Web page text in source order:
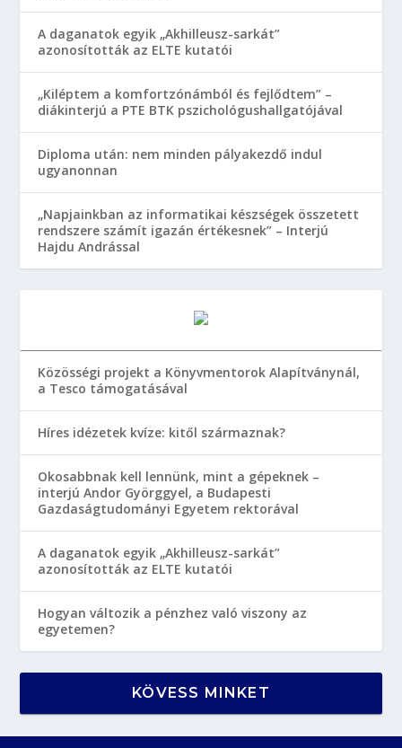
A daganatok egyik „Akhilleusz-sarkát”
azonosították az ELTE kutatói
„Kiléptem a komfortzónámból és fejlődtem” –
diákinterjú a PTE BTK pszichológushallgatójával
Diploma után: nem minden pályakezdő indul
ugyanonnan
„Napjainkban az informatikai készségek összetett
rendszere számít igazán értékesnek” – Interjú
Hajdu Andrással
Közösségi projekt a Könyvmentorok Alapítványnál,
a Tesco támogatásával
Híres idézetek kvíze: kitől származnak?
Okosabbnak kell lennünk, mint a gépeknek –
interjú Andor Györggyel, a Budapesti
Gazdaságtudományi Egyetem rektorával
A daganatok egyik „Akhilleusz-sarkát”
azonosították az ELTE kutatói
Hogyan változik a pénzhez való viszony az
egyetemen?
KÖVESS MINKET